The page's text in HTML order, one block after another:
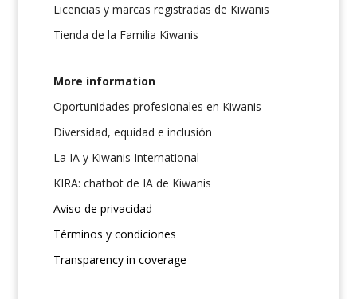
Licencias y marcas registradas de Kiwanis
Tienda de la Familia Kiwanis
More information
Oportunidades profesionales en Kiwanis
Diversidad, equidad e inclusión
La IA y Kiwanis International
KIRA: chatbot de IA de Kiwanis
Aviso de privacidad
Términos y condiciones
Transparency in coverage